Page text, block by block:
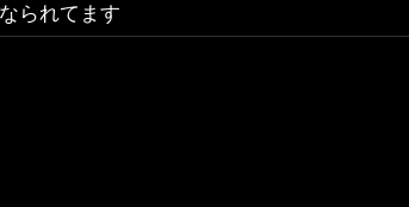
られてます